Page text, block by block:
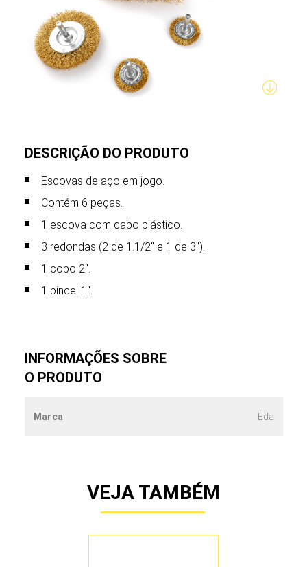
DESCRIÇÃO DO PRODUTO
Escovas de aço em jogo.
Contém 6 peças.
1 escova com cabo plástico.
3 redondas (2 de 1.1/2" e 1 de 3").
1 copo 2".
1 pincel 1".
INFORMAÇÕES SOBRE
O PRODUTO
Marca Eda
VEJA TAMBÉM